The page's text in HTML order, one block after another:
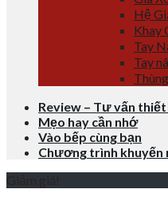
Hệ
Khay
Tay
Tay
Review – Tư vấn thiết
Mẹo hay cần nhớ
Vào bếp cùng bạn
Chương trình khuyến